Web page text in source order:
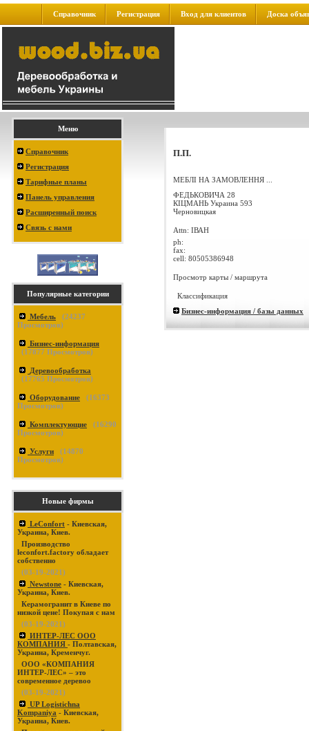
Справочник Регистрация Вход для клиентов Доска
Меню
Справочник
Регистрация
Тарифные планы
Панель управления
Расширенный поиск
Связь с нами
Популярные категории
Мебель (24237
Просмотров)
Бизнес-информация
(17877 Просмотров)
Деревообработка
(17765 Просмотров)
Оборудование (16373
Просмотров)
Комплектующие (16290
Просмотров)
Услуги (14870
Просмотров)
Новые фирмы
LeConfort - Киевская,
Украина, Киев.
Производство
leconfort.factory обладает
собственно
(03-19-2021)
Newstone - Киевская,
Украина, Киев.
Керамогранит в Киеве по
низкой цене! Покупая с нам
(03-19-2021)
ИНТЕР-ЛЕС ООО
КОМПАНИЯ - Полтавская,
Украина, Кременчуг.
ООО «КОМПАНИЯ
ИНТЕР-ЛЕС» – это
современное деревоо
(03-19-2021)
UP Logistichna
Kompaniya - Киевская,
Украина, Киев.
П.П.
МЕБЛІ НА ЗАМОВЛЕННЯ ...
ФЕДЬКОВИЧА 28
КІЦМАНЬ Украина 593
Черновицкая
Attn: ІВАН
ph:
fax:
cell: 80505386948
Просмотр карты / маршрута
Классификация
Бизнес-информация / базы данных